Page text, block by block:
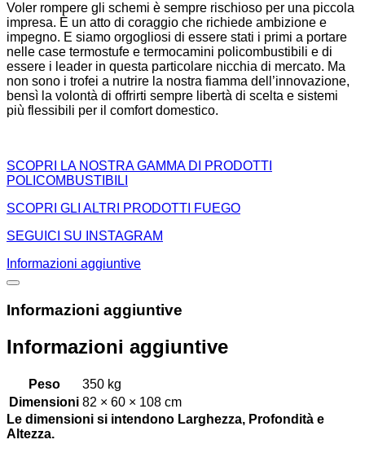
Voler rompere gli schemi è sempre rischioso per una piccola
impresa. È un atto di coraggio che richiede ambizione e
impegno. E siamo orgogliosi di essere stati i primi a portare
nelle case termostufe e termocamini policombustibili e di
essere i leader in questa particolare nicchia di mercato. Ma
non sono i trofei a nutrire la nostra fiamma dell’innovazione,
bensì la volontà di offrirti sempre libertà di scelta e sistemi
più flessibili per il comfort domestico.
SCOPRI LA NOSTRA GAMMA DI PRODOTTI
POLICOMBUSTIBILI
SCOPRI GLI ALTRI PRODOTTI FUEGO
SEGUICI SU INSTAGRAM
Informazioni aggiuntive
Informazioni aggiuntive
Informazioni aggiuntive
Peso
350 kg
Dimensioni 82 × 60 × 108 cm
Le dimensioni si intendono Larghezza, Profondità e
Altezza.